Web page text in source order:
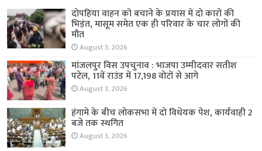
दोपहिया वाहन को बचाने के प्रयास में दो कारों की
भिड़ंत, मासूम समेत एक ही परिवार के चार लोगों की
मौत
August 3, 2026
मांजलपुर विस उपचुनाव : भाजपा उम्मीदवार सतीश
पटेल, 11वें राउंड में 17,198 वोटों से आगे
August 3, 2026
हंगामे के बीच लोकसभा में दो विधेयक पेश, कार्यवाही 2
बजे तक स्थगित
August 3, 2026